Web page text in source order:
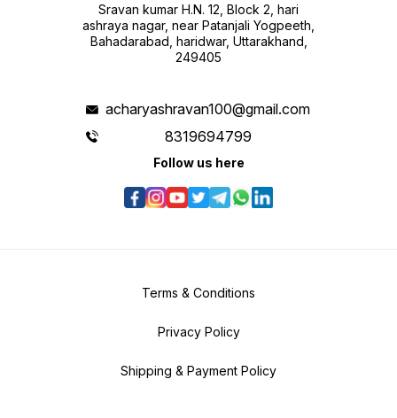
Sravan kumar H.N. 12, Block 2, hari
ashraya nagar, near Patanjali Yogpeeth,
Bahadarabad, haridwar, Uttarakhand,
249405
acharyashravan100@gmail.com
8319694799
Follow us here
Terms & Conditions
Privacy Policy
Shipping & Payment Policy